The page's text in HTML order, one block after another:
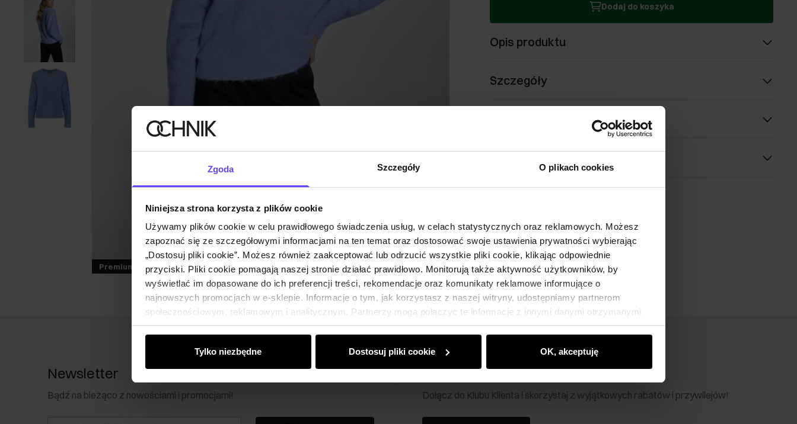
Zgoda Szczegóły O plikach cookies
Niniejsza strona korzysta z plików cookie
Używamy plików cookie w celu prawidłowego świadczenia usług, w celach statystycznych oraz reklamowych. Możesz
zapoznać się ze szczegółowymi informacjami na ten temat oraz dostosować swoje ustawienia prywatności wybierając
„Dostosuj pliki cookie”. Możesz również zaakceptować lub odrzucić wszystkie pliki cookie, klikając odpowiednie
przyciski. Pliki cookie pomagają naszej stronie działać prawidłowo. Monitorują także aktywność użytkowników, by
wyświetlać im dopasowane do ich preferencji treści, rekomendacje oraz komunikaty reklamowe informujące o
najnowszych promocjach w e-sklepie. Informacje o tym, jak korzystasz z naszej witryny, udostępniamy partnerom
społecznościowym, reklamowym i analitycznym. Partnerzy mogą połączyć te informacje z innymi danymi otrzymanymi
od Ciebie lub uzyskanymi podczas korzystania z ich usług.
Tylko niezbędne Dostosuj pliki cookie OK, akceptuję
Premium
Dodaj do koszyka
Opis produktu
Szczegóły
Newsletter
Bądź na bieżąco z nowościami i promocjami!
Klub Klienta Ochnik
Dołącz do Klubu Klienta i skorzystaj z wyjątkowych rabatów i przywilejów!